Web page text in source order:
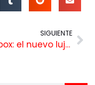
SIGUIENTE
Ulabox: el nuevo lujo es el tiempo, el dinero… o ambos?